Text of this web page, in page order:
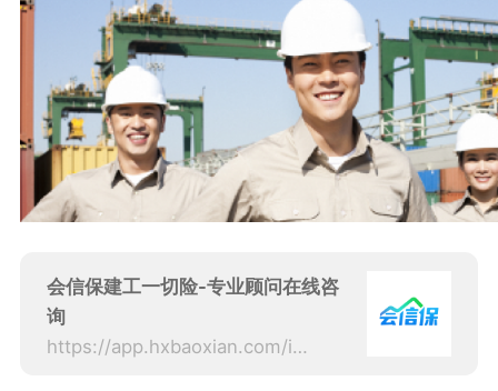
会信保建工一切险-专业顾问在线咨
询
https://app.hxbaoxian.com/insurance?p=1&l=20&t=5&c=0&sourceType=web